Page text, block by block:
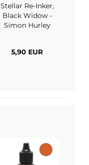
Stellar Re-Inker,
Black Widow -
Simon Hurley
5,90 EUR